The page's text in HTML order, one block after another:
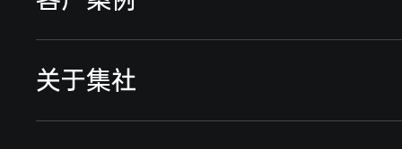
采集终端
能耗监测系统
典型案例
远程抄表缴费案例
关于集社